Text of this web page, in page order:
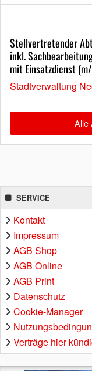
Stellvertretender
inkl.
mit Einsatzdienst
Stadtverwaltung
Alle
SERVICE
Kontakt
Impressum
AGB Shop
AGB Online
AGB Print
Datenschutz
Cookie-Manager
Verträge hier